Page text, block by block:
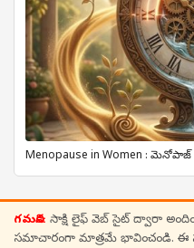
Menopause in Women : మెనోపాజ్
గమనిక: సాక్షి లైఫ్ వెబ్ సైట్ ద్వారా
సమాచారంగా మాత్రమే భావించండి. ఈ